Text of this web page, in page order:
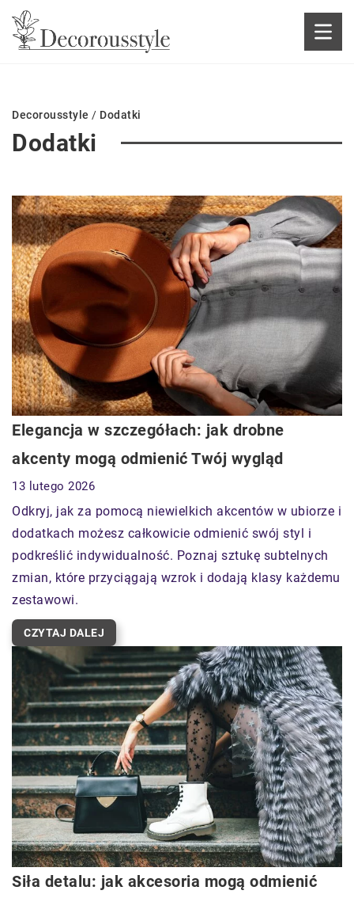
Decorousstyle / Dodatki
Dodatki
Elegancja w szczegółach: jak drobne
akcenty mogą odmienić Twój wygląd
13 lutego 2026
Odkryj, jak za pomocą niewielkich akcentów w ubiorze i
dodatkach możesz całkowicie odmienić swój styl i
podkreślić indywidualność. Poznaj sztukę subtelnych
zmian, które przyciągają wzrok i dodają klasy każdemu
zestawowi.
CZYTAJ DALEJ
Siła detalu: jak akcesoria mogą odmienić